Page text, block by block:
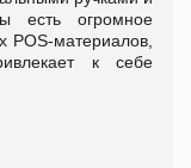
есть огромное
POS-материалов,
к себе